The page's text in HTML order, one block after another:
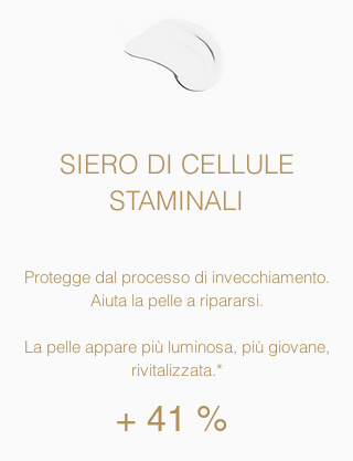
SIERO DI CELLULE
STAMINALI
Protegge dal processo di invecchiamento.
Aiuta la pelle a ripararsi.
La pelle appare più luminosa, più giovane,
rivitalizzata.*
+ 41 %